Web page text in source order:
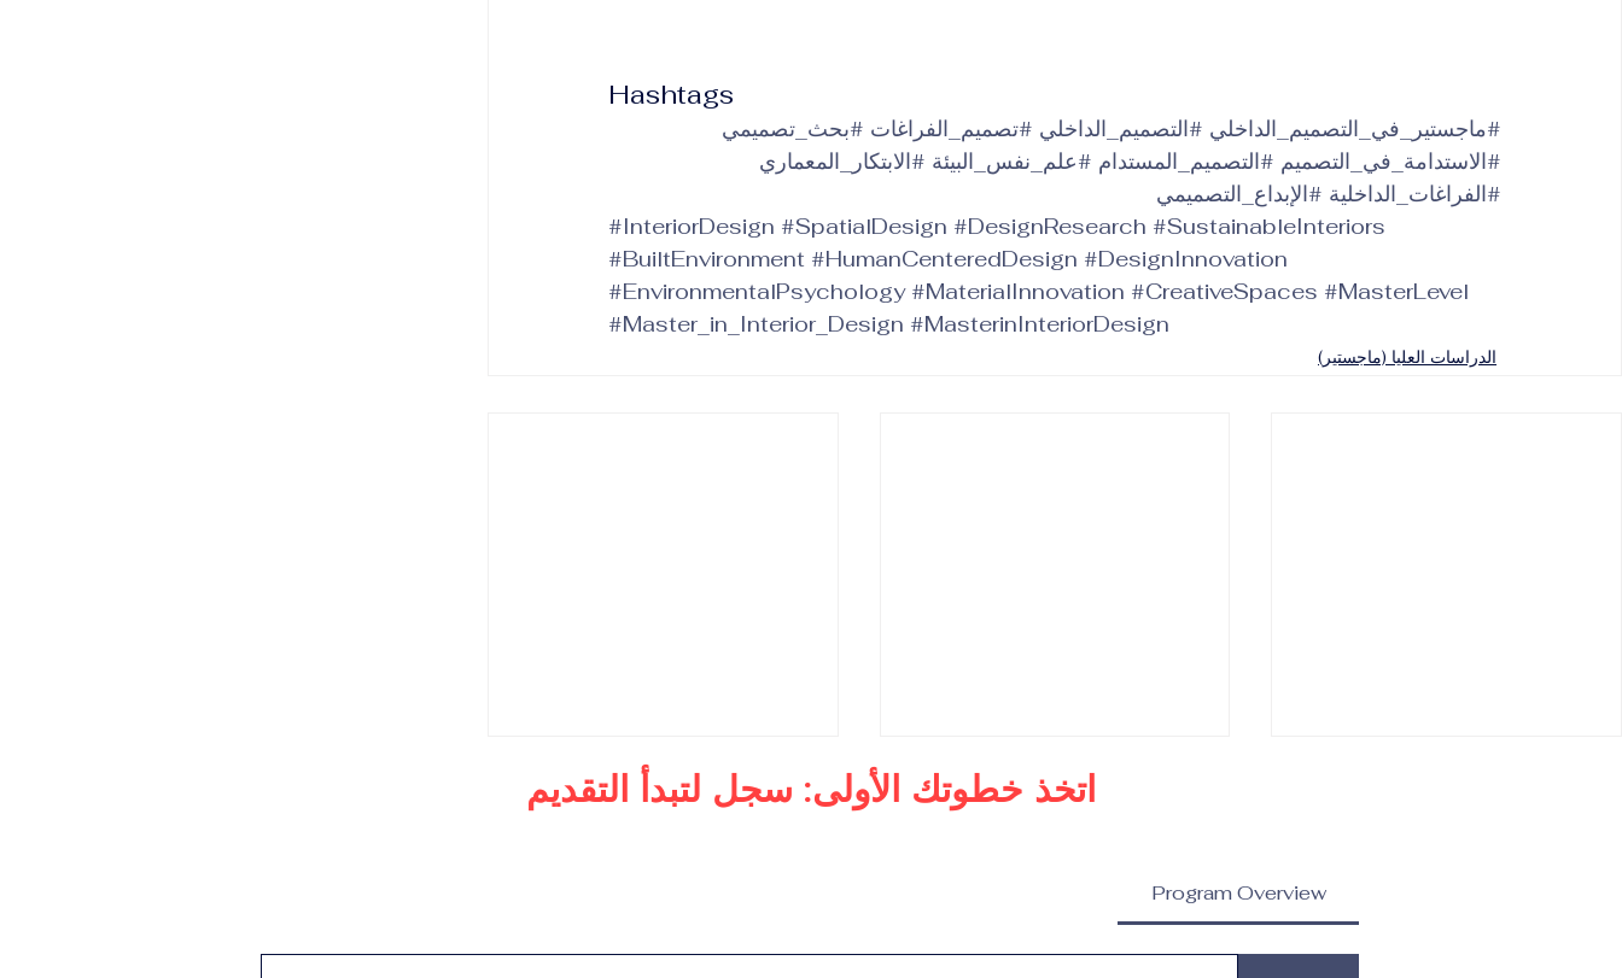
Hashtags
#ماجستير_في_التصميم_الداخلي #التصميم_الداخلي #تصميم_الفراغات #بحث_تصميمي
#الاستدامة_في_التصميم #التصميم_المستدام #علم_نفس_البيئة #الابتكار_المعماري
#الفراغات_الداخلية #الإبداع_التصميمي
#InteriorDesign #SpatialDesign #DesignResearch #SustainableInteriors
#BuiltEnvironment #HumanCenteredDesign #DesignInnovation
#EnvironmentalPsychology #MaterialInnovation #CreativeSpaces #MasterLevel
#Master_in_Interior_Design #MasterinInteriorDesign
الدراسات العليا (ماجستير)
اتخذ خطوتك الأولى: سجل لتبدأ التقديم
Program Overview